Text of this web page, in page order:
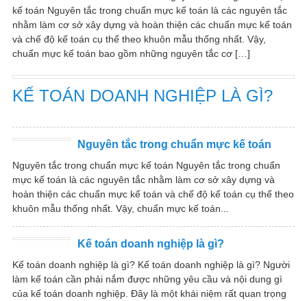
kế toán Nguyên tắc trong chuẩn mực kế toán là các nguyên tắc
nhằm làm cơ sở xây dựng và hoàn thiện các chuẩn mực kế toán
và chế độ kế toán cụ thể theo khuôn mẫu thống nhất. Vậy,
chuẩn mực kế toán bao gồm những nguyên tắc cơ […]
KẾ TOÁN DOANH NGHIỆP LÀ GÌ?
Nguyên tắc trong chuẩn mực kế toán
Nguyên tắc trong chuẩn mực kế toán Nguyên tắc trong chuẩn
mực kế toán là các nguyên tắc nhằm làm cơ sở xây dựng và
hoàn thiện các chuẩn mực kế toán và chế độ kế toán cụ thể theo
khuôn mẫu thống nhất. Vậy, chuẩn mực kế toán...
Kế toán doanh nghiệp là gì?
Kế toán doanh nghiệp là gì? Kế toán doanh nghiệp là gì? Người
làm kế toán cần phải nắm được những yêu cầu và nội dung gì
của kế toán doanh nghiệp. Đây là một khái niệm rất quan trọng